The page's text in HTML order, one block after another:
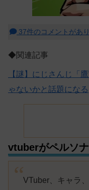
37件のコメントがあ
◆関連記事
【謎】にじさんじ「
ゃないかと話題になる
vtuberがペルソ
VTuber、キャラ